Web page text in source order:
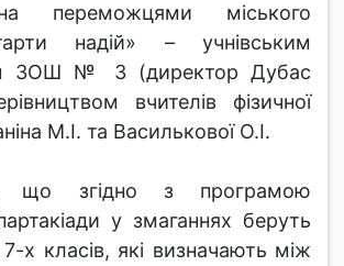
переможцями міського
надій» – учнівським
ЗОШ № 3 (директор Дубас
вчителів фізичної
М.І. та Василькової О.І.
що згідно з програмою
у змаганнях беруть
7-х класів, які визначають між